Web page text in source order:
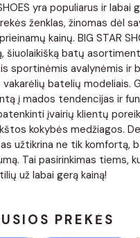
yra populiarus ir labai
ženklas, žinomas dėl
kainų. BIG STAR
šiuolaikišką batų
sportinėmis avalynėmis ir
vakarėlių batelių modeliais.
į mados tendencijas ir
įvairių klientų
kokybės medžiagos.
užtikrina ne tik komfortą,
Tai pasirinkimas tiems,
už labai gerą kainą!
PREKĖS